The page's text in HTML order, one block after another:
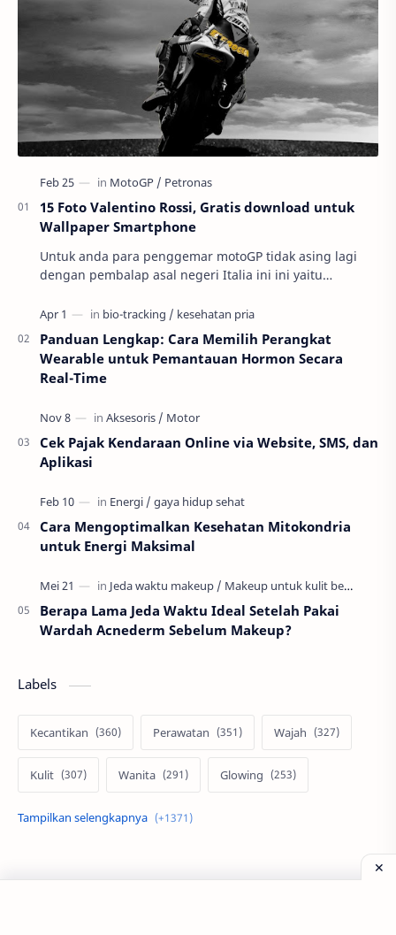
15 Foto Valentino Rossi, Gratis download untuk
Wallpaper Smartphone
Untuk anda para penggemar motoGP tidak asing lagi
dengan pembalap asal negeri Italia ini ini yaitu
Panduan Lengkap: Cara Memilih Perangkat
Wearable untuk Pemantauan Hormon Secara
Real-Time
Cek Pajak Kendaraan Online via Website, SMS, dan
Aplikasi
Cara Mengoptimalkan Kesehatan Mitokondria
untuk Energi Maksimal
Berapa Lama Jeda Waktu Ideal Setelah Pakai
Wardah Acnederm Sebelum Makeup?
Labels
Kecantikan Perawatan Wajah
Kulit Wanita Glowing
Skin Care Pria